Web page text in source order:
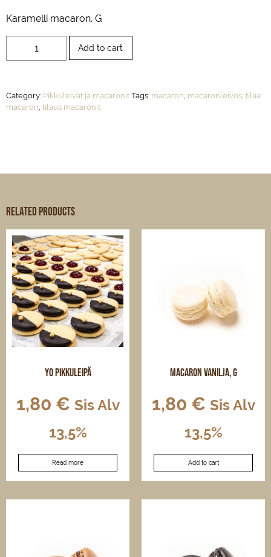
Karamelli macaron. G
Add to cart
Category: Pikkuleivät ja macaronit Tags: macaron, macaronleivos, tilaa
macaron, tilaus macaronit
Related products
Yo pikkuleipä
1,80 € Sis Alv
13,5%
Read more
Macaron Vanilja, G
1,80 € Sis Alv
13,5%
Add to cart